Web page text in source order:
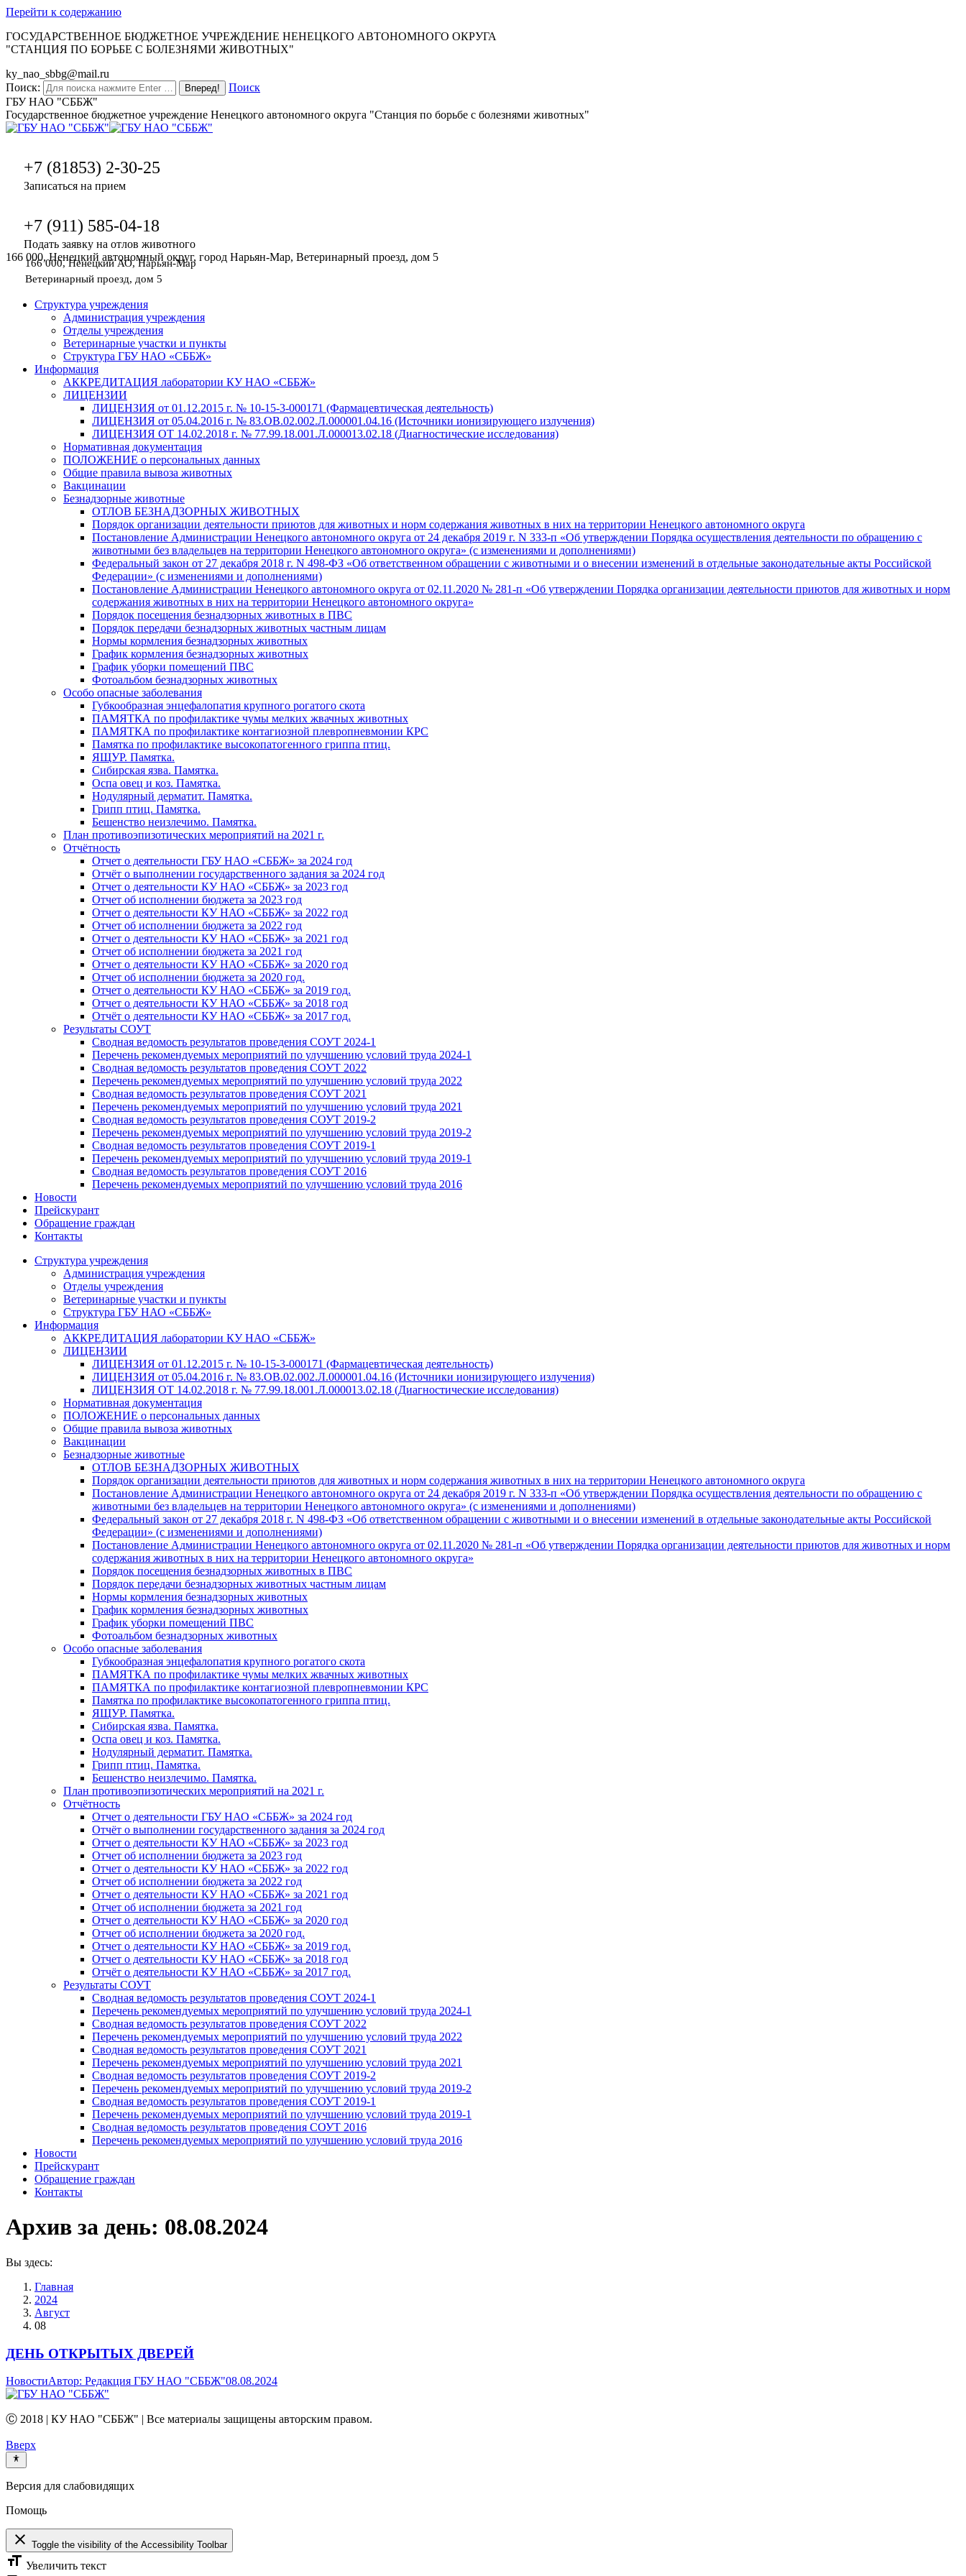
Перейти к содержанию
ГОСУДАРСТВЕННОЕ БЮДЖЕТНОЕ УЧРЕЖДЕНИЕ НЕНЕЦКОГО АВТОНОМНОГО ОКРУГА
"СТАНЦИЯ ПО БОРЬБЕ С БОЛЕЗНЯМИ ЖИВОТНЫХ"
ky_nao_sbbg@mail.ru
Поиск:
Поиск
ГБУ НАО "СББЖ"
Государственное бюджетное учреждение Ненецкого автономного округа "Станция по борьбе с болезнями животных"
+7 (81853) 2-30-25
Записаться на прием
+7 (911) 585-04-18
Подать заявку на отлов животного
166 000, Ненецкий автономный округ, город Нарьян-Мар, Ветеринарный проезд, дом 5
166 000, Ненецкий АО, Нарьян-Мар
Ветеринарный проезд, дом 5
Структура учреждения
Администрация учреждения
Отделы учреждения
Ветеринарные участки и пункты
Структура ГБУ НАО «СББЖ»
Информация
АККРЕДИТАЦИЯ лаборатории КУ НАО «СББЖ»
ЛИЦЕНЗИИ
ЛИЦЕНЗИЯ от 01.12.2015 г. № 10-15-3-000171 (Фармацевтическая деятельность)
ЛИЦЕНЗИЯ от 05.04.2016 г. № 83.ОВ.02.002.Л.000001.04.16 (Источники ионизирующего излучения)
ЛИЦЕНЗИЯ ОТ 14.02.2018 г. № 77.99.18.001.Л.000013.02.18 (Диагностические исследования)
Нормативная документация
ПОЛОЖЕНИЕ о персональных данных
Общие правила вывоза животных
Вакцинации
Безнадзорные животные
ОТЛОВ БЕЗНАДЗОРНЫХ ЖИВОТНЫХ
Порядок организации деятельности приютов для животных и норм содержания животных в них на территории Ненецкого автономного округа
Постановление Администрации Ненецкого автономного округа от 24 декабря 2019 г. N 333-п «Об утверждении Порядка осуществления деятельности по обращению с
животными без владельцев на территории Ненецкого автономного округа» (с изменениями и дополнениями)
Федеральный закон от 27 декабря 2018 г. N 498-ФЗ «Об ответственном обращении с животными и о внесении изменений в отдельные законодательные акты Российской
Федерации» (с изменениями и дополнениями)
Постановление Администрации Ненецкого автономного округа от 02.11.2020 № 281-п «Об утверждении Порядка организации деятельности приютов для животных и норм
содержания животных в них на территории Ненецкого автономного округа»
Порядок посещения безнадзорных животных в ПВС
Порядок передачи безнадзорных животных частным лицам
Нормы кормления безнадзорных животных
График кормления безнадзорных животных
График уборки помещений ПВС
Фотоальбом безнадзорных животных
Особо опасные заболевания
Губкообразная энцефалопатия крупного рогатого скота
ПАМЯТКА по профилактике чумы мелких жвачных животных
ПАМЯТКА по профилактике контагиозной плевропневмонии КРС
Памятка по профилактике высокопатогенного гриппа птиц.
ЯЩУР. Памятка.
Сибирская язва. Памятка.
Оспа овец и коз. Памятка.
Нодулярный дерматит. Памятка.
Грипп птиц. Памятка.
Бешенство неизлечимо. Памятка.
План противоэпизотических мероприятий на 2021 г.
Отчётность
Отчет о деятельности ГБУ НАО «СББЖ» за 2024 год
Отчёт о выполнении государственного задания за 2024 год
Отчет о деятельности КУ НАО «СББЖ» за 2023 год
Отчет об исполнении бюджета за 2023 год
Отчет о деятельности КУ НАО «СББЖ» за 2022 год
Отчет об исполнении бюджета за 2022 год
Отчет о деятельности КУ НАО «СББЖ» за 2021 год
Отчет об исполнении бюджета за 2021 год
Отчет о деятельности КУ НАО «СББЖ» за 2020 год
Отчет об исполнении бюджета за 2020 год.
Отчет о деятельности КУ НАО «СББЖ» за 2019 год.
Отчет о деятельности КУ НАО «СББЖ» за 2018 год
Отчёт о деятельности КУ НАО «СББЖ» за 2017 год.
Результаты СОУТ
Сводная ведомость результатов проведения СОУТ 2024-1
Перечень рекомендуемых мероприятий по улучшению условий труда 2024-1
Сводная ведомость результатов проведения СОУТ 2022
Перечень рекомендуемых мероприятий по улучшению условий труда 2022
Сводная ведомость результатов проведения СОУТ 2021
Перечень рекомендуемых мероприятий по улучшению условий труда 2021
Сводная ведомость результатов проведения СОУТ 2019-2
Перечень рекомендуемых мероприятий по улучшению условий труда 2019-2
Сводная ведомость результатов проведения СОУТ 2019-1
Перечень рекомендуемых мероприятий по улучшению условий труда 2019-1
Сводная ведомость результатов проведения СОУТ 2016
Перечень рекомендуемых мероприятий по улучшению условий труда 2016
Новости
Прейскурант
Обращение граждан
Контакты
Структура учреждения
Администрация учреждения
Отделы учреждения
Ветеринарные участки и пункты
Структура ГБУ НАО «СББЖ»
Информация
АККРЕДИТАЦИЯ лаборатории КУ НАО «СББЖ»
ЛИЦЕНЗИИ
ЛИЦЕНЗИЯ от 01.12.2015 г. № 10-15-3-000171 (Фармацевтическая деятельность)
ЛИЦЕНЗИЯ от 05.04.2016 г. № 83.ОВ.02.002.Л.000001.04.16 (Источники ионизирующего излучения)
ЛИЦЕНЗИЯ ОТ 14.02.2018 г. № 77.99.18.001.Л.000013.02.18 (Диагностические исследования)
Нормативная документация
ПОЛОЖЕНИЕ о персональных данных
Общие правила вывоза животных
Вакцинации
Безнадзорные животные
ОТЛОВ БЕЗНАДЗОРНЫХ ЖИВОТНЫХ
Порядок организации деятельности приютов для животных и норм содержания животных в них на территории Ненецкого автономного округа
Постановление Администрации Ненецкого автономного округа от 24 декабря 2019 г. N 333-п «Об утверждении Порядка осуществления деятельности по обращению с
животными без владельцев на территории Ненецкого автономного округа» (с изменениями и дополнениями)
Федеральный закон от 27 декабря 2018 г. N 498-ФЗ «Об ответственном обращении с животными и о внесении изменений в отдельные законодательные акты Российской
Федерации» (с изменениями и дополнениями)
Постановление Администрации Ненецкого автономного округа от 02.11.2020 № 281-п «Об утверждении Порядка организации деятельности приютов для животных и норм
содержания животных в них на территории Ненецкого автономного округа»
Порядок посещения безнадзорных животных в ПВС
Порядок передачи безнадзорных животных частным лицам
Нормы кормления безнадзорных животных
График кормления безнадзорных животных
График уборки помещений ПВС
Фотоальбом безнадзорных животных
Особо опасные заболевания
Губкообразная энцефалопатия крупного рогатого скота
ПАМЯТКА по профилактике чумы мелких жвачных животных
ПАМЯТКА по профилактике контагиозной плевропневмонии КРС
Памятка по профилактике высокопатогенного гриппа птиц.
ЯЩУР. Памятка.
Сибирская язва. Памятка.
Оспа овец и коз. Памятка.
Нодулярный дерматит. Памятка.
Грипп птиц. Памятка.
Бешенство неизлечимо. Памятка.
План противоэпизотических мероприятий на 2021 г.
Отчётность
Отчет о деятельности ГБУ НАО «СББЖ» за 2024 год
Отчёт о выполнении государственного задания за 2024 год
Отчет о деятельности КУ НАО «СББЖ» за 2023 год
Отчет об исполнении бюджета за 2023 год
Отчет о деятельности КУ НАО «СББЖ» за 2022 год
Отчет об исполнении бюджета за 2022 год
Отчет о деятельности КУ НАО «СББЖ» за 2021 год
Отчет об исполнении бюджета за 2021 год
Отчет о деятельности КУ НАО «СББЖ» за 2020 год
Отчет об исполнении бюджета за 2020 год.
Отчет о деятельности КУ НАО «СББЖ» за 2019 год.
Отчет о деятельности КУ НАО «СББЖ» за 2018 год
Отчёт о деятельности КУ НАО «СББЖ» за 2017 год.
Результаты СОУТ
Сводная ведомость результатов проведения СОУТ 2024-1
Перечень рекомендуемых мероприятий по улучшению условий труда 2024-1
Сводная ведомость результатов проведения СОУТ 2022
Перечень рекомендуемых мероприятий по улучшению условий труда 2022
Сводная ведомость результатов проведения СОУТ 2021
Перечень рекомендуемых мероприятий по улучшению условий труда 2021
Сводная ведомость результатов проведения СОУТ 2019-2
Перечень рекомендуемых мероприятий по улучшению условий труда 2019-2
Сводная ведомость результатов проведения СОУТ 2019-1
Перечень рекомендуемых мероприятий по улучшению условий труда 2019-1
Сводная ведомость результатов проведения СОУТ 2016
Перечень рекомендуемых мероприятий по улучшению условий труда 2016
Новости
Прейскурант
Обращение граждан
Контакты
Архив за день: 08.08.2024
Вы здесь:
Главная
2024
Август
08
ДЕНЬ ОТКРЫТЫХ ДВЕРЕЙ
НовостиАвтор: Редакция ГБУ НАО "СББЖ"08.08.2024
Ⓒ 2018 | КУ НАО "СББЖ" | Все материалы защищены авторским правом.
Вверх
Версия для слабовидящих
Помощь
close Toggle the visibility of the Accessibility Toolbar
format_size Увеличить текст